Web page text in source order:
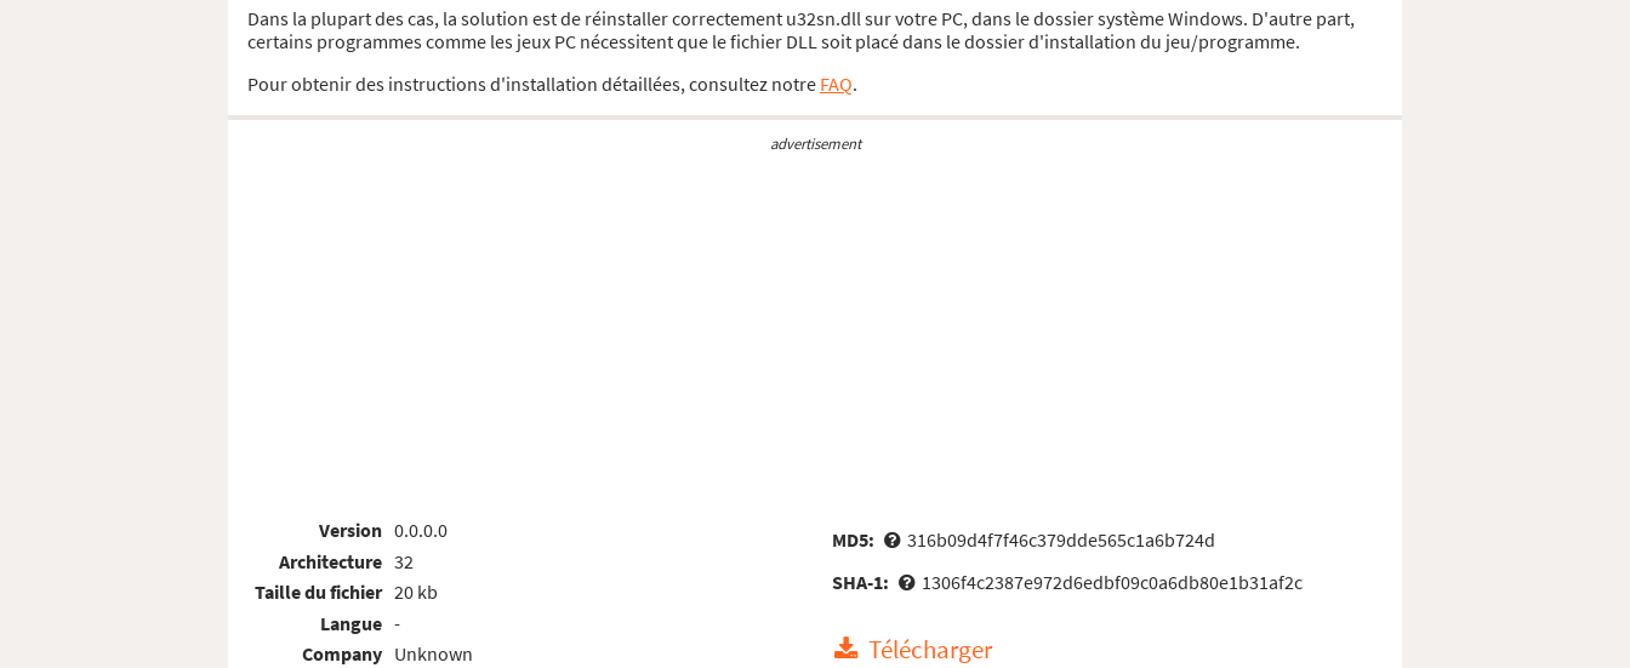
Dans la plupart des cas, la solution est de réinstaller correctement u32sn.dll sur votre PC, dans le dossier système Windows. D'autre part,
certains programmes comme les jeux PC nécessitent que le fichier DLL soit placé dans le dossier d'installation du jeu/programme.
Pour obtenir des instructions d'installation détaillées, consultez notre FAQ.
advertisement
Version
Architecture
Taille du fichier
Langue
Company
0.0.0.0
32
20 kb
-
Unknown
MD5:
316b09d4f7f46c379dde565c1a6b724d
SHA-1:
1306f4c2387e972d6edbf09c0a6db80e1b31af2c
Télécharger